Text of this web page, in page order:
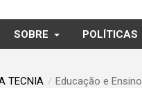
SOBRE POLÍTICAS
TECNIA / Educação e Ensino